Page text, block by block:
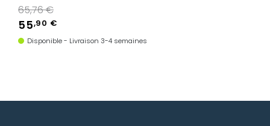
Prix de base
65,76 €
55,90 €
Disponible - Livraison 3-4 semaines